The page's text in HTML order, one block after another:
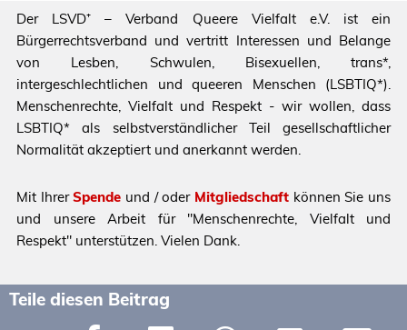
Der LSVD⁺ – Verband Queere Vielfalt e.V. ist ein
Bürgerrechtsverband und vertritt Interessen und Belange
von Lesben, Schwulen, Bisexuellen, trans*,
intergeschlechtlichen und queeren Menschen (LSBTIQ*).
Menschenrechte, Vielfalt und Respekt - wir wollen, dass
LSBTIQ* als selbstverständlicher Teil gesellschaftlicher
Normalität akzeptiert und anerkannt werden.
Mit IhrerSpende und / oder Mitgliedschaft können Sie uns
und unsere Arbeit für "Menschenrechte, Vielfalt und
Respekt" unterstützen. Vielen Dank.
Teile diesen Beitrag